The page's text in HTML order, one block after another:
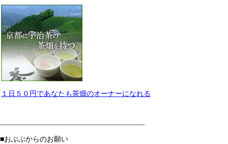
１日５０円であなたも茶畑のオーナーになれる
————————————————————-
■おぶぶからのお願い